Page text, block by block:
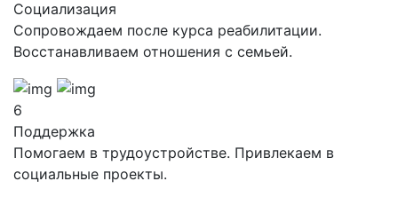
Социализация
Сопровождаем после курса реабилитации.
Восстанавливаем отношения с семьей.
6
Поддержка
Помогаем в трудоустройстве. Привлекаем в
социальные проекты.